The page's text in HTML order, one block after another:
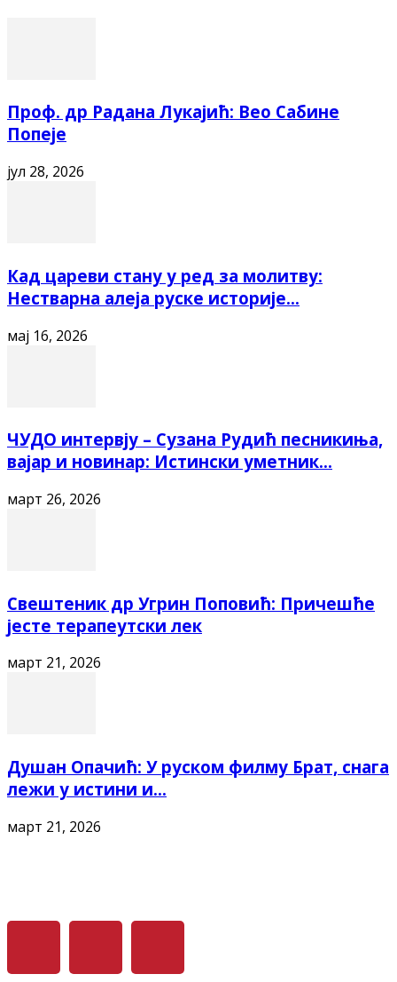
Проф. др Радана Лукајић: Вео Сабине
Попеје
јул 28, 2026
Кад цареви стану у ред за молитву:
Нестварна алеја руске историје...
мај 16, 2026
ЧУДО интервју – Сузана Рудић песникиња,
вајар и новинар: Истински уметник...
март 26, 2026
Свештеник др Угрин Поповић: Причешће
јесте терапеутски лек
март 21, 2026
Душан Опачић: У руском филму Брат, снага
лежи у истини и...
март 21, 2026